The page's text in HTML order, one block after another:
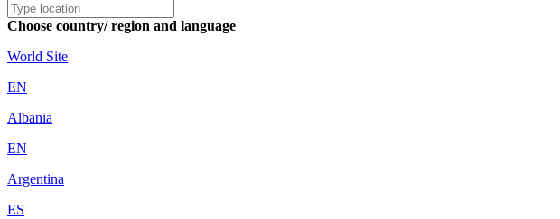
Choose country/ region and language
World Site
EN
Albania
EN
Argentina
ES